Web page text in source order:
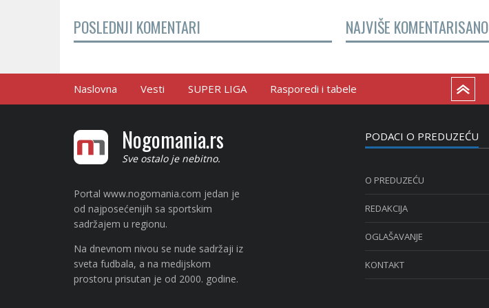
POSLEDNJI KOMENTARI NAJVIŠE KOMENTARISANO
Naslovna Vesti SUPER LIGA Rasporedi i tabele
Nogomania.rs
Sve ostalo je nebitno.
Portal www.nogomania.com jedan je
od najposećenijih sa sportskim
sadržajem u regionu.
Na dnevnom nivou se nude sadržaji iz
sveta fudbala, a na medijskom
prostoru prisutan je od 2000. godine.
PODACI O PREDUZEĆU
O PREDUZEĆU
REDAKCIJA
OGLAŠAVANJE
KONTAKT